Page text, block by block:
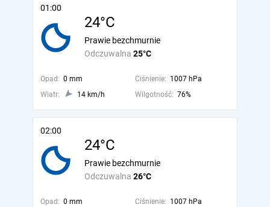
01:00
24°C
Odczuwalna 25°C
Prawie bezchmurnie
Opad: 0 mm Ciśnienie: 1007 hPa
Wiatr:
14 km/h Wilgotność: 76%
02:00
24°C
Odczuwalna 26°C
Prawie bezchmurnie
Opad: 0 mm Ciśnienie: 1007 hPa